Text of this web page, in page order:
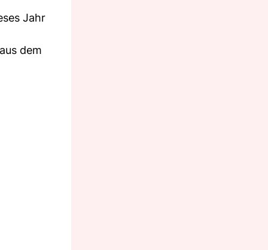
Jahr
dem